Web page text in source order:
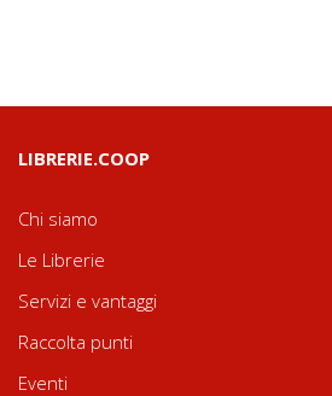
LIBRERIE.COOP
Chi siamo
Le Librerie
Servizi e vantaggi
Raccolta punti
Eventi